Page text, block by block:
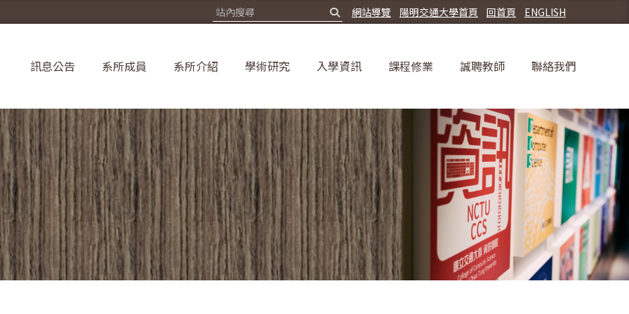
ENGLISH
回首頁
陽明交通大學首頁
網站導覽
訊息公告 系所成員 系所介紹 學術研究 入學資訊 課程修業 誠聘教師 聯絡我們